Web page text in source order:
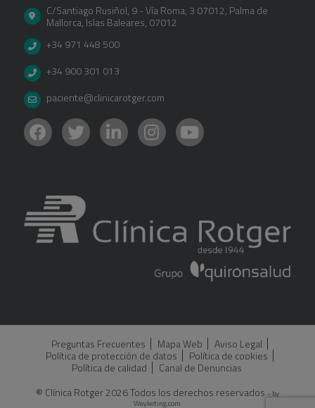
C/Santiago Rusiñol, 9 - Vía Roma, 3 07012, Palma de
Mallorca, Islas Baleares, 07012
+34 971 448 500
+34 900 301 013
paciente@clinicarotger.com
Preguntas Frecuentes Mapa Web
Aviso Legal
Política de protección de datos
Política de cookies
Política de calidad
Canal de Denuncias
® Clínica Rotger 2026 Todos los derechos reservados - by
Weyketing.com